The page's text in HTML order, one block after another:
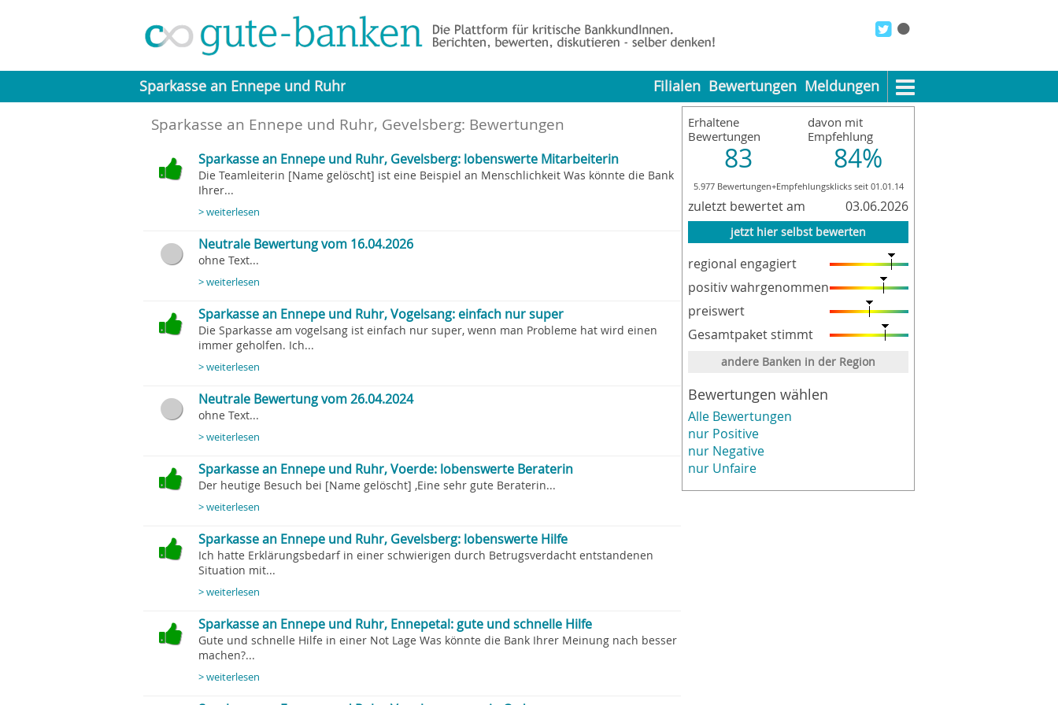
Sparkasse an Ennepe und Ruhr Filialen Bewertungen Meldungen
Erhaltene
Bewertungen
83
davon mit
Empfehlung
84%
5.977 Bewertungen+Empfehlungsklicks seit 01.01.14
zuletzt bewertet am 03.06.2026
jetzt hier selbst bewerten
regional engagiert
positiv wahrgenommen
preiswert
Gesamtpaket stimmt
andere Banken in der Region
Bewertungen wählen
Alle Bewertungen
nur Positive
nur Negative
nur Unfaire
Sparkasse an Ennepe und Ruhr, Gevelsberg: Bewertungen
Sparkasse an Ennepe und Ruhr, Gevelsberg: lobenswerte Mitarbeiterin
Die Teamleiterin [Name gelöscht] ist eine Beispiel an Menschlichkeit Was könnte die Bank
Ihrer...
> weiterlesen
Neutrale Bewertung vom 16.04.2026
ohne Text...
> weiterlesen
Sparkasse an Ennepe und Ruhr, Vogelsang: einfach nur super
Die Sparkasse am vogelsang ist einfach nur super, wenn man Probleme hat wird einen
immer geholfen. Ich...
> weiterlesen
Neutrale Bewertung vom 26.04.2024
ohne Text...
> weiterlesen
Sparkasse an Ennepe und Ruhr, Voerde: lobenswerte Beraterin
Der heutige Besuch bei [Name gelöscht] ,Eine sehr gute Beraterin...
> weiterlesen
Sparkasse an Ennepe und Ruhr, Gevelsberg: lobenswerte Hilfe
Ich hatte Erklärungsbedarf in einer schwierigen durch Betrugsverdacht entstandenen
Situation mit...
> weiterlesen
Sparkasse an Ennepe und Ruhr, Ennepetal: gute und schnelle Hilfe
Gute und schnelle Hilfe in einer Not Lage Was könnte die Bank Ihrer Meinung nach besser
machen?...
> weiterlesen